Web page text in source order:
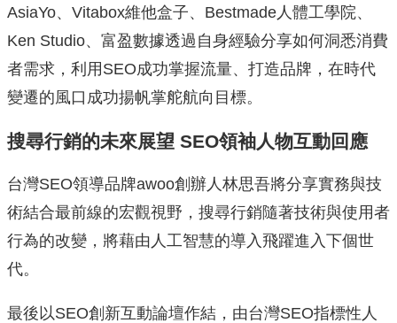
AsiaYo、Vitabox維他盒子、Bestmade人體工學院、
Ken Studio、富盈數據透過自身經驗分享如何洞悉消費
者需求，利用SEO成功掌握流量、打造品牌，在時代
變遷的風口成功揚帆掌舵航向目標。
搜尋行銷的未來展望 SEO領袖人物互動回應
台灣SEO領導品牌awoo創辦人林思吾將分享實務與技
術結合最前線的宏觀視野，搜尋行銷隨著技術與使用者
行為的改變，將藉由人工智慧的導入飛躍進入下個世
代。
最後以SEO創新互動論壇作結，由台灣SEO指標性人